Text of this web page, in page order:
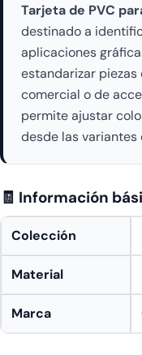
Tarjeta de PVC
destinado a
aplicaciones
estandarizar
comercial o de
permite ajustar
desde las
🧾 Información
Colección
Material
Marca